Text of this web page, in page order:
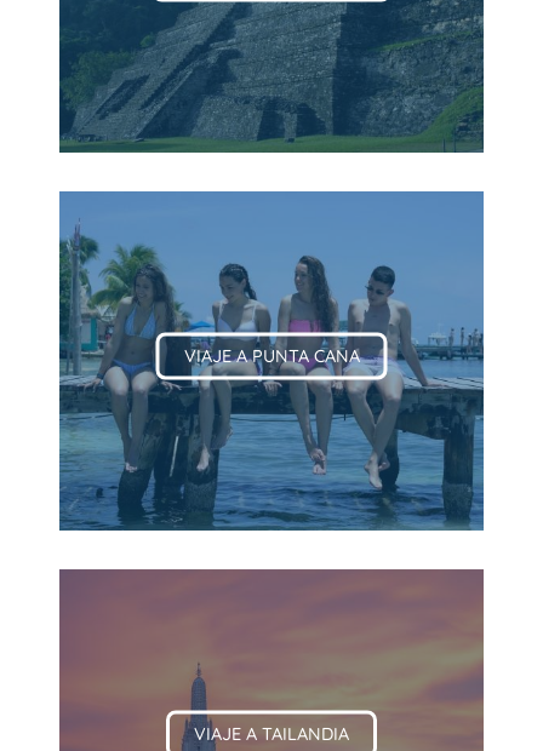
VIAJE A PUNTA CANA
VIAJE A TAILANDIA